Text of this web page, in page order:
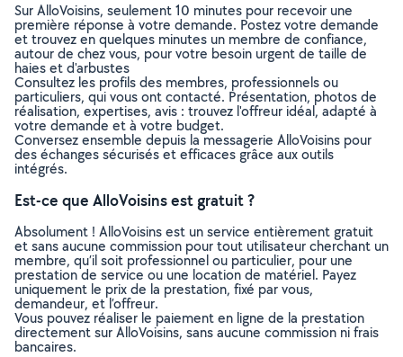
Sur AlloVoisins, seulement 10 minutes pour recevoir une
première réponse à votre demande. Postez votre demande
et trouvez en quelques minutes un membre de confiance,
autour de chez vous, pour votre besoin urgent de taille de
haies et d'arbustes
Consultez les profils des membres, professionnels ou
particuliers, qui vous ont contacté. Présentation, photos de
réalisation, expertises, avis : trouvez l'offreur idéal, adapté à
votre demande et à votre budget.
Conversez ensemble depuis la messagerie AlloVoisins pour
des échanges sécurisés et efficaces grâce aux outils
intégrés.
Est-ce que AlloVoisins est gratuit ?
Absolument ! AlloVoisins est un service entièrement gratuit
et sans aucune commission pour tout utilisateur cherchant un
membre, qu’il soit professionnel ou particulier, pour une
prestation de service ou une location de matériel. Payez
uniquement le prix de la prestation, fixé par vous,
demandeur, et l’offreur.
Vous pouvez réaliser le paiement en ligne de la prestation
directement sur AlloVoisins, sans aucune commission ni frais
bancaires.